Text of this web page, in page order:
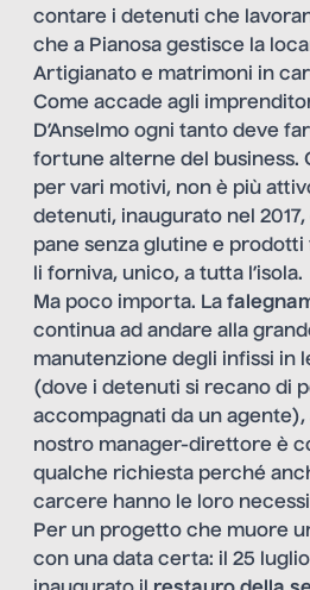
contare i detenuti che
che a Pianosa gestisce la
Artigianato e matrimoni in
Come accade agli
D’Anselmo ogni tanto deve
fortune alterne del business.
per vari motivi, non è più
detenuti, inaugurato nel
pane senza glutine e
li forniva, unico, a tutta l’isola.
Ma poco importa. La
continua ad andare alla
manutenzione degli infissi in
(dove i detenuti si recano di
accompagnati da un agente),
nostro manager-direttore è
qualche richiesta perché
carcere hanno le loro
Per un progetto che muore
con una data certa: il 25